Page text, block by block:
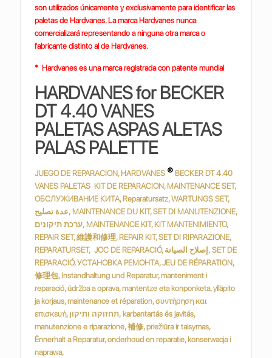
son utilizados únicamente y exclusivamente para identificar las
paletas de Hardvanes. La marca Hardvanes nunca
comercializará representando a ninguna otra marca o
fabricante distinto al de Hardvanes.
* Hardvanes es una marca registrada con patente mundial
HARDVANES for BECKER
DT 4.40 VANES
PALETAS ASPAS ALETAS
PALAS PALETTE
JUEGO DE REPARACION, HARDVANES ® BECKER DT 4.40
VANES PALETAS KIT DE REPARACION, MAINTENANCE SET,
ОБСЛУЖИВАНИЕ КИТА, Reparatursatz, WARTUNGS SET,
عدة تصليح, MAINTENANCE DU KIT, SET DI MANUTENZIONE,
ערכת תיקונים, MAINTENANCE KIT, KIT MANTENIMIENTO,
REPAIR SET, 維護和修理, REPAIR KIT, SET DI RIPARAZIONE,
REPARATURSET, JOC DE REPARACIÓ, إصلاح الصيانة, SET DE
REPARACIÓ, УСТАНОВКА РЕМОНТА, JEU DE RÉPARATION,
修理包, Instandhaltung und Reparatur, manteniment i
reparació, údržba a oprava, mantentze eta konponketa, ylläpito
ja korjaus, maintenance et réparation, συντήρηση και
επισκευή, תחזוקה ותיקון, karbantartás és javitás,
manutenzione e riparazione, 補修, priežiūra ir taisymas,
Ënnerhalt a Reparatur, onderhoud en reparatie, konserwacja i
naprawa,